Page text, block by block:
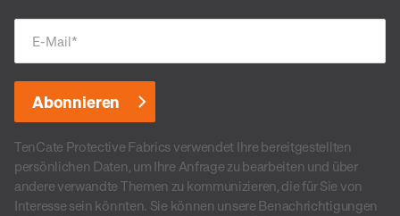
E-Mail*
TenCate Protective Fabrics verwendet Ihre bereitgestellten
persönlichen Daten, um Ihre Anfrage zu bearbeiten und über
andere verwandte Themen zu kommunizieren, die für Sie von
Interesse sein könnten. Sie können unsere Benachrichtigungen